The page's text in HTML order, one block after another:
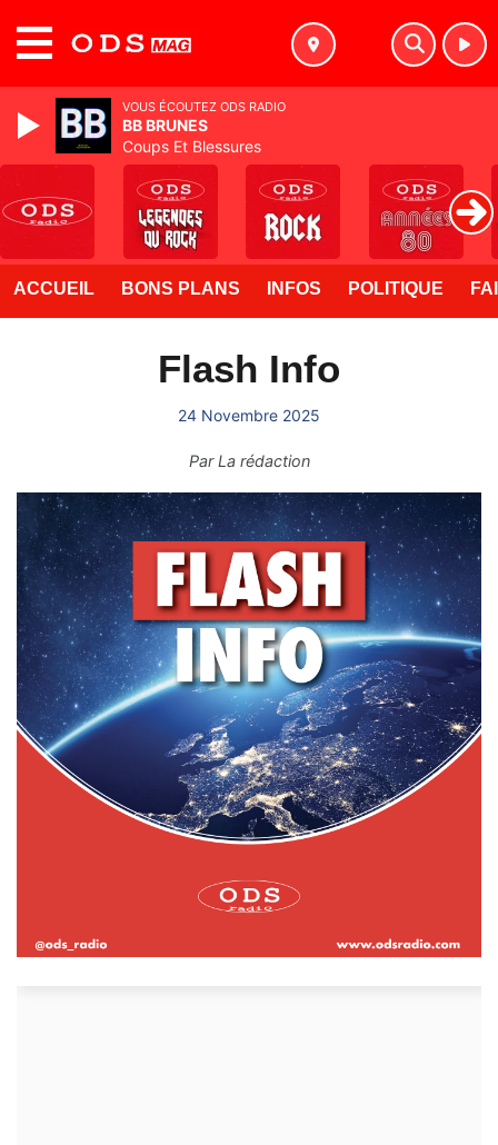
ACCUEIL BONS PLANS INFOS POLITIQUE
Flash Info
24 Novembre 2025
ParLa rédaction
VOUS ÉCOUTEZ ODS RADIO
BB BRUNES
Coups Et Blessures